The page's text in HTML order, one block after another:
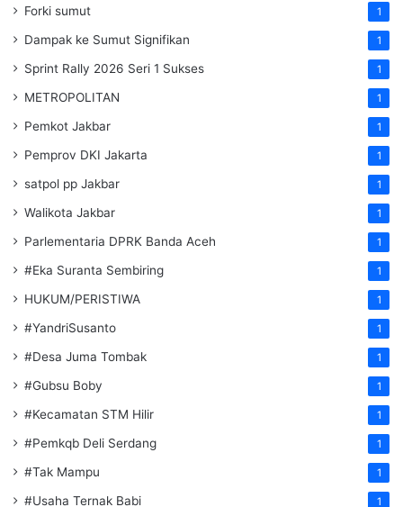
Forki sumut 1
Dampak ke Sumut Signifikan 1
Sprint Rally 2026 Seri 1 Sukses 1
METROPOLITAN 1
Pemkot Jakbar 1
Pemprov DKI Jakarta 1
satpol pp Jakbar 1
Walikota Jakbar 1
Parlementaria DPRK Banda Aceh 1
#Eka Suranta Sembiring 1
HUKUM/PERISTIWA 1
#YandriSusanto 1
#Desa Juma Tombak 1
#Gubsu Boby 1
#Kecamatan STM Hilir 1
#Pemkqb Deli Serdang 1
#Tak Mampu 1
#Usaha Ternak Babi 1